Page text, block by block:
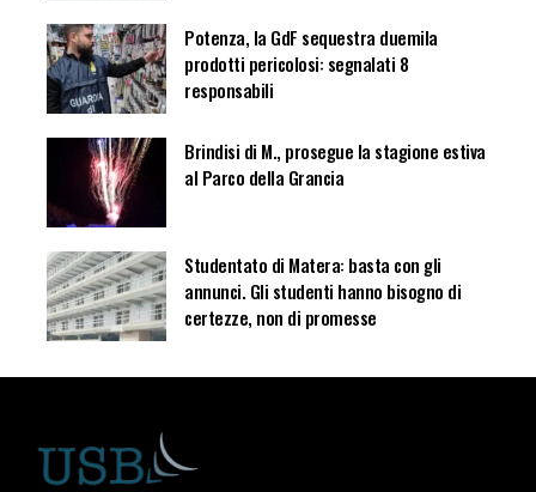
Potenza, la GdF sequestra duemila
prodotti pericolosi: segnalati 8
responsabili
Brindisi di M., prosegue la stagione estiva
al Parco della Grancia
Studentato di Matera: basta con gli
annunci. Gli studenti hanno bisogno di
certezze, non di promesse